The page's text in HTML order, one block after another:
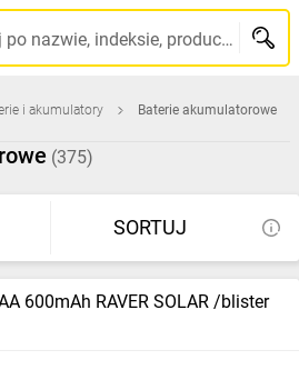
Szukaj po nazwie, indeksie, producencie, kodzie kreskowym...
i akumulatory Baterie akumulatorowe
(375)
SORTUJ
600mAh RAVER SOLAR /blister